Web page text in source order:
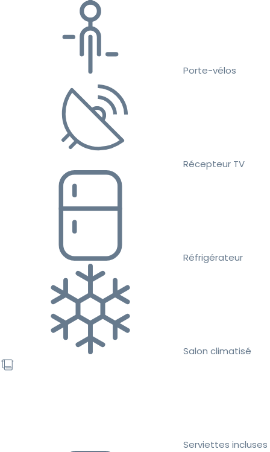
Porte-vélos
Récepteur TV
Réfrigérateur
Salon climatisé
Serviettes incluses